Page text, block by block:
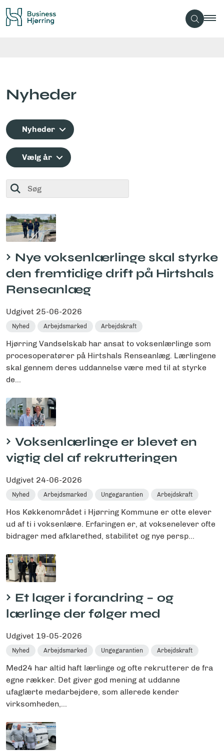
Nyheder
Nyheder
Vælg år
Nye voksenlærlinge skal styrke
den fremtidige drift på Hirtshals
Renseanlæg
Udgivet 25-06-2026
Nyhed Arbejdsmarked Arbejdskraft
Hjørring Vandselskab har ansat to voksenlærlinge som
procesoperatører på Hirtshals Renseanlæg. Lærlingene
skal gennem deres uddannelse være med til at styrke
de...
Voksenlærlinge er blevet en
vigtig del af rekrutteringen
Udgivet 24-06-2026
Nyhed Arbejdsmarked Ungegarantien Arbejdskraft
Hos Køkkenområdet i Hjørring Kommune er otte elever
ud af ti i voksenlære. Erfaringen er, at voksenelever ofte
bidrager med afklarethed, stabilitet og nye persp...
Et lager i forandring – og
lærlinge der følger med
Udgivet 19-05-2026
Nyhed Arbejdsmarked Ungegarantien Arbejdskraft
Med24 har altid haft lærlinge og ofte rekrutterer de fra
egne rækker. Det giver god mening at uddanne
ufaglærte medarbejdere, som allerede kender
virksomheden,...